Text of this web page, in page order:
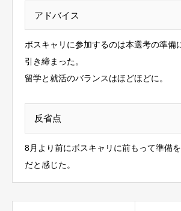
アドバイス
ボスキャリに参加するのは本選考の準備
引き締まった。
留学と就活のバランスはほどほどに。
反省点
8月より前にボスキャリに前もって準備
だと感じた。